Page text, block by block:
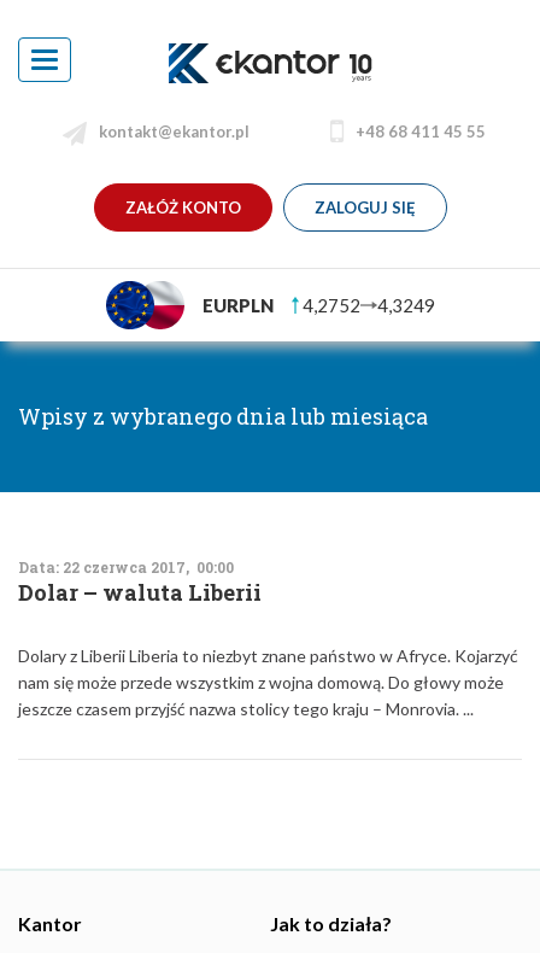
Toggle
navigation
kontakt@ekantor.pl +48 68 411 45 55
ZAŁÓŻ KONTO ZALOGUJ SIĘ
EURPLN 4,2752 4,3249
Wpisy z wybranego dnia lub miesiąca
Data: 22 czerwca 2017, 00:00
Dolar – waluta Liberii
Dolary z Liberii Liberia to niezbyt znane państwo w Afryce. Kojarzyć
nam się może przede wszystkim z wojna domową. Do głowy może
jeszcze czasem przyjść nazwa stolicy tego kraju – Monrovia. ...
Kantor Jak to działa?